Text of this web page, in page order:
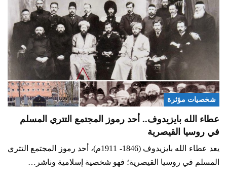
شخصيات مؤثرة
عطاء الله بايزيدوف.. أحد رموز المجتمع التتري المسلم
في روسيا القيصرية
يعد عطاء الله بايزيدوف (1846- 1911م)، أحد رموز المجتمع التتري
المسلم في روسيا القيصرية؛ فهو شخصية إسلامية وناشر…